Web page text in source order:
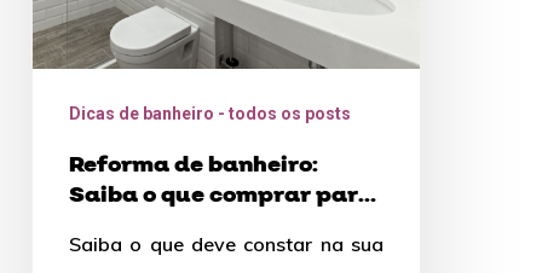
para
o
Dicas de banheiro - todos os posts
Reforma de banheiro:
Saiba o que comprar para
Saiba o que deve constar na sua